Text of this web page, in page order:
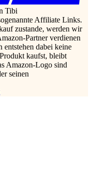
Tibi
Affiliate Links.
zustande, werden wir
Partner verdienen
dabei keine
kaufst, bleibt
Amazon-Logo sind
seinen